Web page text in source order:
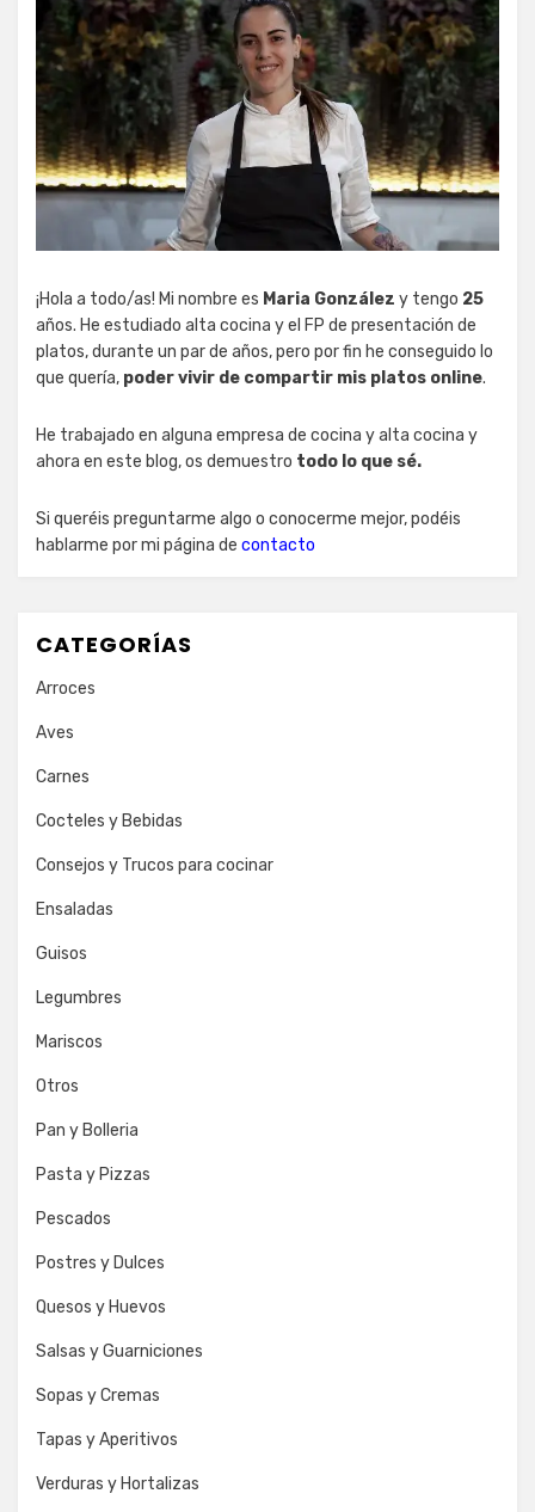
¡Hola a todo/as! Mi nombre es Maria González y tengo 25
años. He estudiado alta cocina y el FP de presentación de
platos, durante un par de años, pero por fin he conseguido lo
que quería, poder vivir de compartir mis platos online.
He trabajado en alguna empresa de cocina y alta cocina y
ahora en este blog, os demuestro todo lo que sé.
Si queréis preguntarme algo o conocerme mejor, podéis
hablarme por mi página de contacto
CATEGORÍAS
Arroces
Aves
Carnes
Cocteles y Bebidas
Consejos y Trucos para cocinar
Ensaladas
Guisos
Legumbres
Mariscos
Otros
Pan y Bolleria
Pasta y Pizzas
Pescados
Postres y Dulces
Quesos y Huevos
Salsas y Guarniciones
Sopas y Cremas
Tapas y Aperitivos
Verduras y Hortalizas